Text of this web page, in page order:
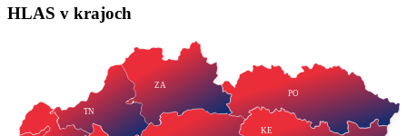
HLAS v krajoch
TN
ZA
PO
KE